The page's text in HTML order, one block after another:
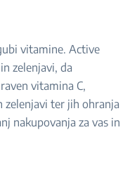
vitamine. Active
zelenjavi, da
vitamina C,
zelenjavi ter jih ohranja
nakupovanja za vas in